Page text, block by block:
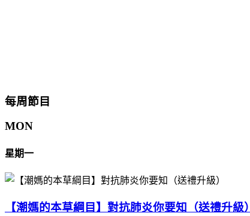
每周節目
MON
星期一
【潮媽的本草綱目】對抗肺炎你要知（送禮升級）